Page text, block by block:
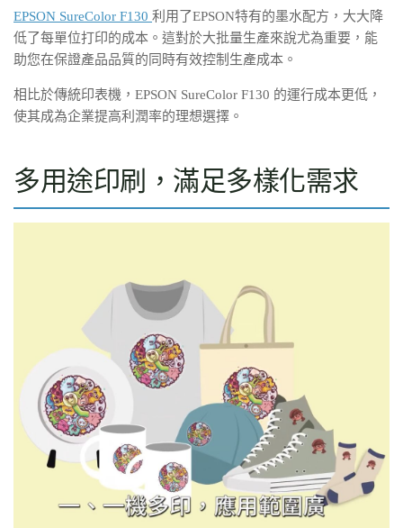
EPSON SureColor F130 利用了EPSON特有的墨水配方，大大降
低了每單位打印的成本。這對於大批量生產來說尤為重要，能
助您在保證產品品質的同時有效控制生產成本。
相比於傳統印表機，EPSON SureColor F130 的運行成本更低，
使其成為企業提高利潤率的理想選擇。
多用途印刷，滿足多樣化需求